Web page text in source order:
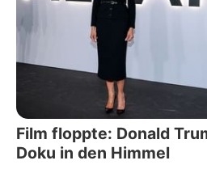
Film floppte: Donald
Doku in den Himmel